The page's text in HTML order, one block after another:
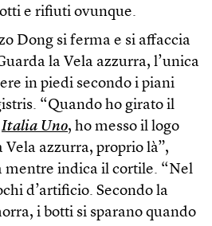
e rifiuti ovunque.
Dong si ferma e si affaccia
la Vela azzurra, l’unica
in piedi secondo i piani
“Quando ho girato il
Italia Uno, ho messo il logo
azzurra, proprio là”,
mentre indica il cortile. “Nel
d’artificio. Secondo la
i botti si sparano quando